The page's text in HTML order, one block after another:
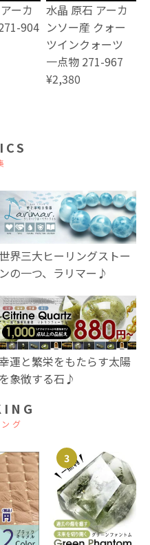
ーカ
904
水晶 原石 アーカ
ンソー産 クォー
ツインクォーツ
一点物 271-967
¥2,380
世界三大ヒーリングストー
ンの一つ、ラリマー♪
運と繁栄をもたらす太陽
を象徴する石♪
グ
3